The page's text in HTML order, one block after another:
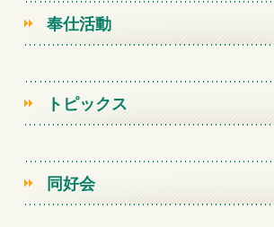
奉仕活動
トピックス
同好会